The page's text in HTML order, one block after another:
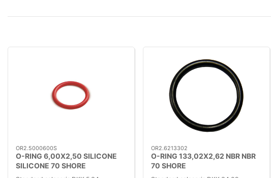
OR2.5000600S
O-RING 6,00X2,50 SILICONE
SILICONE 70 SHORE
OR2.6213302
O-RING 133,02X2,62 NBR NBR
70 SHORE